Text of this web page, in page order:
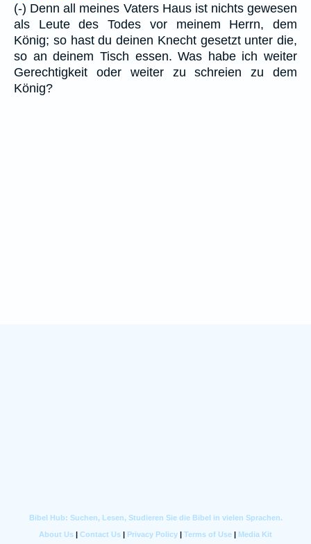
(-) Denn all meines Vaters Haus ist nichts gewesen
als Leute des Todes vor meinem Herrn, dem
König; so hast du deinen Knecht gesetzt unter die,
so an deinem Tisch essen. Was habe ich weiter
Gerechtigkeit oder weiter zu schreien zu dem
König?